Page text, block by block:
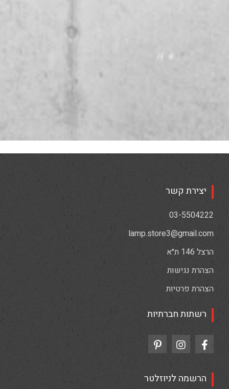
יצירת קשר
03-5504222
lamp.store3@gmail.com
הרצל 146 ת״א
הצהרת נגישות
הצהרת פרטיות
רשתות חברתיות
הרשמה לניוזלטר